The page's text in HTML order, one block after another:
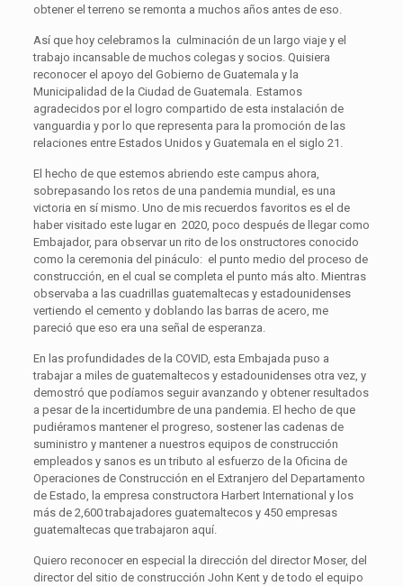
obtener el terreno se remonta a muchos años antes de eso.
Así que hoy celebramos la culminación de un largo viaje y el
trabajo incansable de muchos colegas y socios. Quisiera
reconocer el apoyo del Gobierno de Guatemala y la
Municipalidad de la Ciudad de Guatemala. Estamos
agradecidos por el logro compartido de esta instalación de
vanguardia y por lo que representa para la promoción de las
relaciones entre Estados Unidos y Guatemala en el siglo 21.
El hecho de que estemos abriendo este campus ahora,
sobrepasando los retos de una pandemia mundial, es una
victoria en sí mismo. Uno de mis recuerdos favoritos es el de
haber visitado este lugar en 2020, poco después de llegar como
Embajador, para observar un rito de los onstructores conocido
como la ceremonia del pináculo: el punto medio del proceso de
construcción, en el cual se completa el punto más alto. Mientras
observaba a las cuadrillas guatemaltecas y estadounidenses
vertiendo el cemento y doblando las barras de acero, me
pareció que eso era una señal de esperanza.
En las profundidades de la COVID, esta Embajada puso a
trabajar a miles de guatemaltecos y estadounidenses otra vez, y
demostró que podíamos seguir avanzando y obtener resultados
a pesar de la incertidumbre de una pandemia. El hecho de que
pudiéramos mantener el progreso, sostener las cadenas de
suministro y mantener a nuestros equipos de construcción
empleados y sanos es un tributo al esfuerzo de la Oficina de
Operaciones de Construcción en el Extranjero del Departamento
de Estado, la empresa constructora Harbert International y los
más de 2,600 trabajadores guatemaltecos y 450 empresas
guatemaltecas que trabajaron aquí.
Quiero reconocer en especial la dirección del director Moser, del
director del sitio de construcción John Kent y de todo el equipo